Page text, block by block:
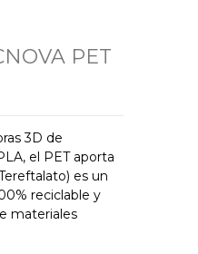
PET
3D de
el PET aporta
es un
reciclable y
materiales